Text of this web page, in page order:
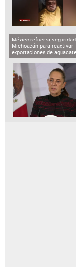
México refuerza
Michoacán para reactivar
exportaciones de aguacate